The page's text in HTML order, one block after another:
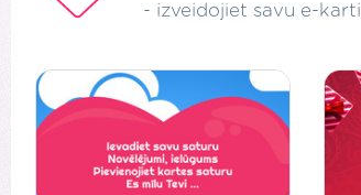
- izveidojiet savu e-karti